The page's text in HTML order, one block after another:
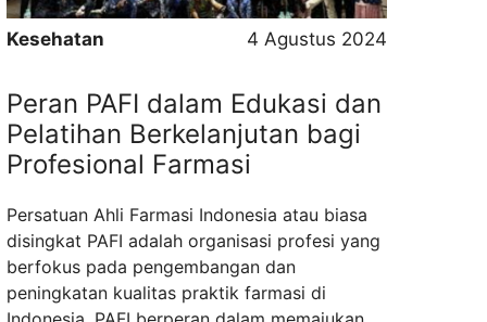
Kesehatan 4 Agustus 2024
Peran PAFI dalam Edukasi dan
Pelatihan Berkelanjutan bagi
Profesional Farmasi
Persatuan Ahli Farmasi Indonesia atau biasa
disingkat PAFI adalah organisasi profesi yang
berfokus pada pengembangan dan
peningkatan kualitas praktik farmasi di